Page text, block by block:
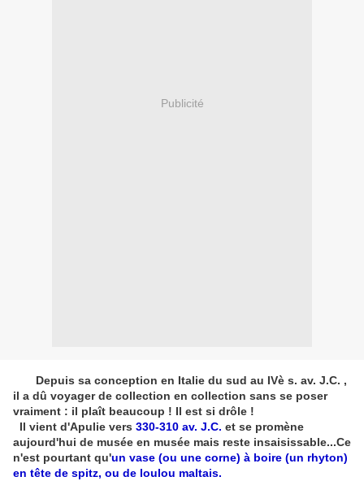
Publicité
Depuis sa conception en Italie du sud au IVè s. av. J.C. ,
il a dû voyager de collection en collection sans se poser
vraiment : il plaît beaucoup ! Il est si drôle !
Il vient d'Apulie vers 330-310 av. J.C. et se promène
aujourd'hui de musée en musée mais reste insaisissable...Ce
n'est pourtant qu'un vase (ou une corne) à boire (un rhyton)
en tête de spitz, ou de loulou maltais.